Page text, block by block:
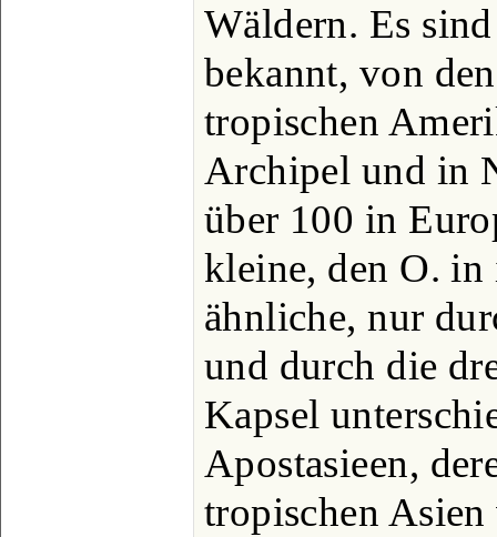
Wäldern. Es
bekannt, von
tropischen
Archipel und in
über 100 in
kleine, den O.
ähnliche, nur
und durch die
Kapsel
Apostasieen,
tropischen